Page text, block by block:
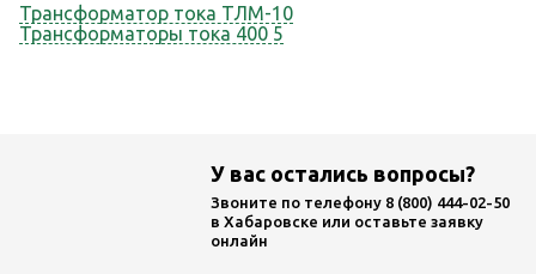
Трансформатор тока ТЛМ-10
Трансформаторы тока 400 5
У вас остались вопросы?
Звоните по телефону 8 (800) 444-02-50
в Хабаровске или оставьте заявку
онлайн